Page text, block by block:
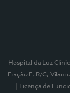
Hospital da Luz
Fração E, R/C,
| Licença de